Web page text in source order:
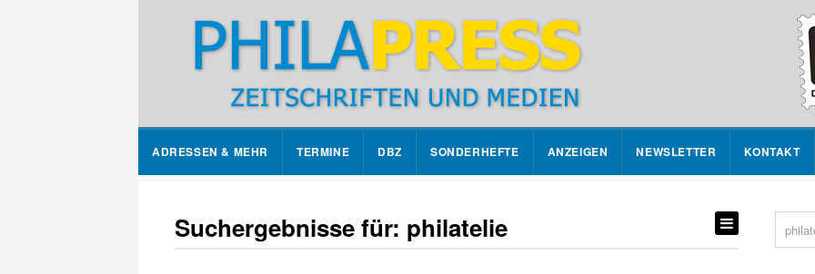
ADRESSEN & MEHR TERMINE DBZ SONDERHEFTE ANZEIGEN NEWSLETTER KONTAKT
Suchergebnisse für: philatelie